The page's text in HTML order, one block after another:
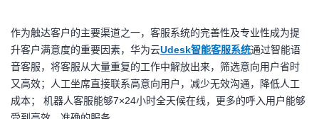
作为触达客户的主要渠道之一，客服系统的完善性及专业性成为提
升客户满意度的重要因素，华为云Udesk智能客服系统通过智能语
音客服，将客服从大量重复的工作中解放出来，筛选意向用户省时
又高效；人工坐席直接联系高意向用户，减少无效沟通，降低人工
成本； 机器人客服能够7×24小时全天候在线，更多的呼入用户能够